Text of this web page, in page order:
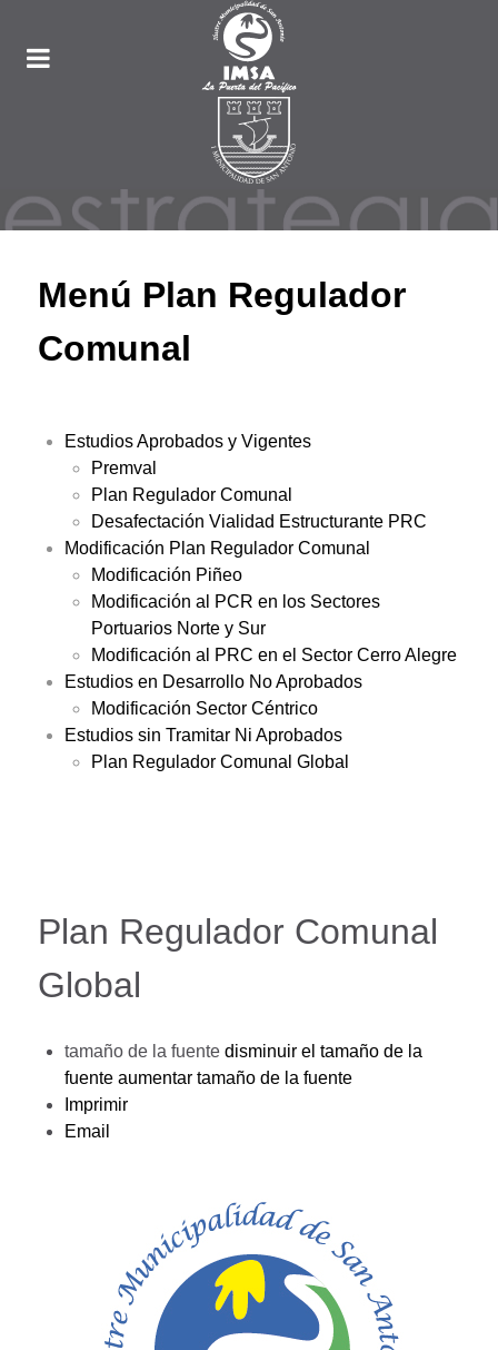
Menú Plan Regulador
Comunal
Estudios Aprobados y Vigentes
Premval
Plan Regulador Comunal
Desafectación Vialidad Estructurante PRC
Modificación Plan Regulador Comunal
Modificación Piñeo
Modificación al PCR en los Sectores
Portuarios Norte y Sur
Modificación al PRC en el Sector Cerro Alegre
Estudios en Desarrollo No Aprobados
Modificación Sector Céntrico
Estudios sin Tramitar Ni Aprobados
Plan Regulador Comunal Global
Plan Regulador Comunal
Global
tamaño de la fuente disminuir el tamaño de la
fuente aumentar tamaño de la fuente
Imprimir
Email